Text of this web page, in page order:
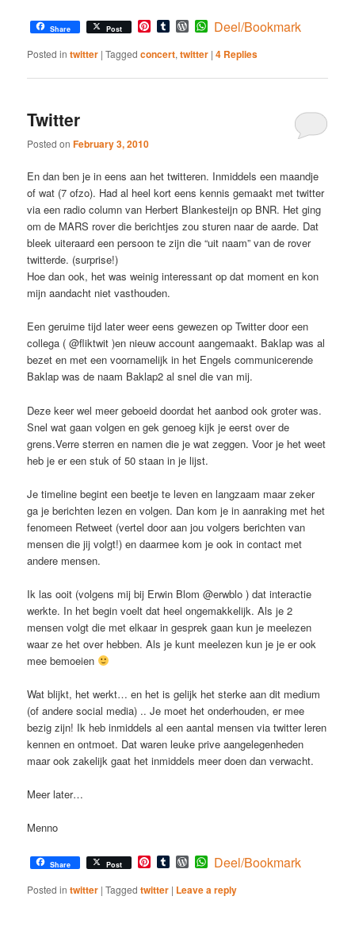
Share Post Pinterest
TumblrWordPress
WhatsApp
Deel/Bookmark
Posted in twitter |Tagged concert,twitter |4 Replies
Twitter
Posted onFebruary 3, 2010
En dan ben je in eens aan het twitteren. Inmiddels een maandje
of wat (7 ofzo). Had al heel kort eens kennis gemaakt met twitter
via een radio column van Herbert Blankesteijn op BNR. Het ging
om de MARS rover die berichtjes zou sturen naar de aarde. Dat
bleek uiteraard een persoon te zijn die “uit naam” van de rover
twitterde. (surprise!)
Hoe dan ook, het was weinig interessant op dat moment en kon
mijn aandacht niet vasthouden.
Een geruime tijd later weer eens gewezen op Twitter door een
collega ( @fliktwit )en nieuw account aangemaakt. Baklap was al
bezet en met een voornamelijk in het Engels communicerende
Baklap was de naam Baklap2 al snel die van mij.
Deze keer wel meer geboeid doordat het aanbod ook groter was.
Snel wat gaan volgen en gek genoeg kijk je eerst over de
grens.Verre sterren en namen die je wat zeggen. Voor je het weet
heb je er een stuk of 50 staan in je lijst.
Je timeline begint een beetje te leven en langzaam maar zeker
ga je berichten lezen en volgen. Dan kom je in aanraking met het
fenomeen Retweet (vertel door aan jou volgers berichten van
mensen die jij volgt!) en daarmee kom je ook in contact met
andere mensen.
Ik las ooit (volgens mij bij Erwin Blom @erwblo ) dat interactie
werkte. In het begin voelt dat heel ongemakkelijk. Als je 2
mensen volgt die met elkaar in gesprek gaan kun je meelezen
waar ze het over hebben. Als je kunt meelezen kun je je er ook
mee bemoeien
Wat blijkt, het werkt… en het is gelijk het sterke aan dit medium
(of andere social media) .. Je moet het onderhouden, er mee
bezig zijn! Ik heb inmiddels al een aantal mensen via twitter leren
kennen en ontmoet. Dat waren leuke prive aangelegenheden
maar ook zakelijk gaat het inmiddels meer doen dan verwacht.
Meer later…
Menno
Share Post Pinterest
TumblrWordPress
WhatsApp
Deel/Bookmark
Posted in twitter |Tagged twitter | Leave a reply